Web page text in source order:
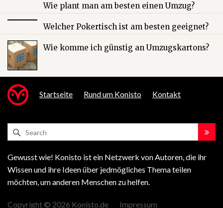
Wie plant man am besten einen Umzug?
Welcher Pokertisch ist am besten geeignet?
Wie komme ich günstig an Umzugskartons?
Startseite Rund um Konisto Kontakt
Gewusst wie! Konisto ist ein Netzwerk von Autoren, die ihr
Wissen und ihre Ideen über jedmögliches Thema teilen
möchten, um anderen Menschen zu helfen.
Copyright © 2026 Konisto.de Impressum